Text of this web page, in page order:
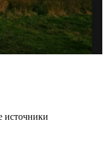
источники